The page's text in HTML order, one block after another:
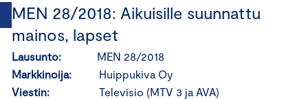
MEN 28/2018: Aikuisille suunnattu
mainos, lapset
Lausunto:
MEN 28/2018
Markkinoija:
Huippukiva Oy
Viestin: Televisio (MTV 3 ja AVA)